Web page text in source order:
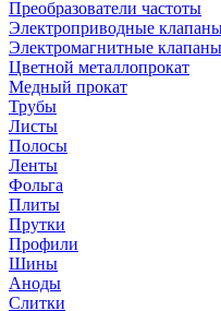
Преобразователи частоты
Электроприводные
Электромагнитные клапаны
Цветной металлопрокат
Медный прокат
Трубы
Листы
Полосы
Ленты
Фольга
Плиты
Прутки
Профили
Шины
Аноды
Слитки